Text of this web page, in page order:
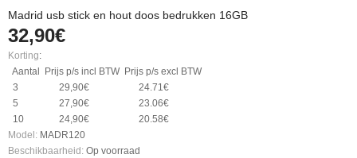
Madrid usb stick en hout doos bedrukken 16GB
32,90€
Korting:
Aantal
Prijs p/s incl BTW Prijs p/s excl BTW
3
29,90€
24.71€
5
27,90€
23.06€
10
24,90€
20.58€
Model: MADR120
Beschikbaarheid: Op voorraad